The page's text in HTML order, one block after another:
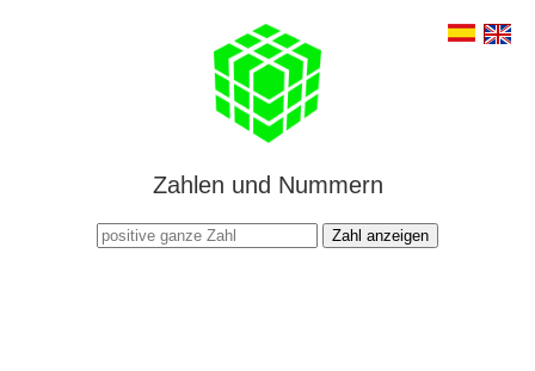
Zahlen und Nummern
Zahl anzeigen